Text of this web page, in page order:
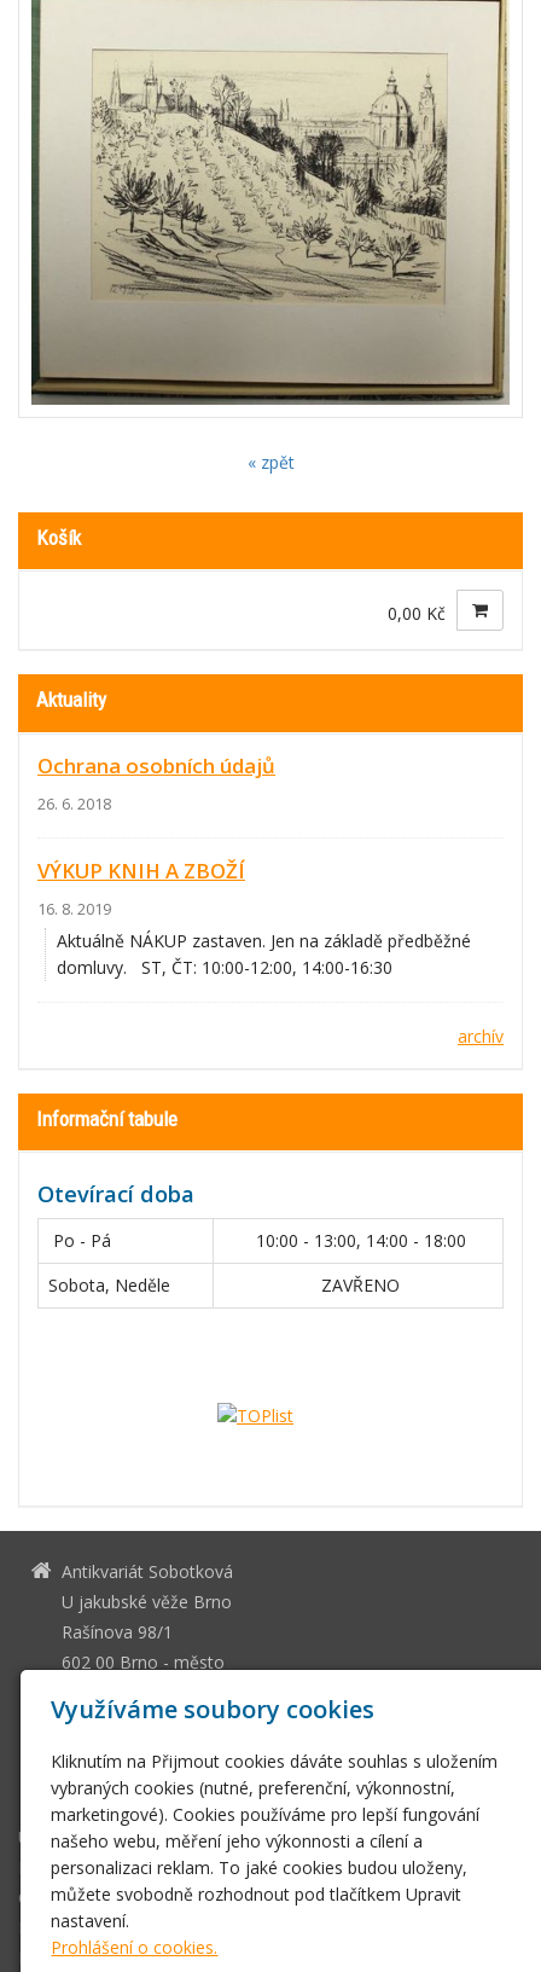
« zpět
Košík
0,00 Kč
Aktuality
Ochrana osobních údajů
26. 6. 2018
VÝKUP KNIH A ZBOŽÍ
16. 8. 2019
Aktuálně NÁKUP zastaven. Jen na základě předběžné
domluvy. ST, ČT: 10:00-12:00, 14:00-16:30
archív
Informační tabule
Otevírací doba
Po - Pá
10:00 - 13:00, 14:00 - 18:00
Sobota, Neděle
ZAVŘENO
Antikvariát Sobotková
U jakubské věže Brno
Rašínova 98/1
602 00 Brno - město
CZ505112128
ssobotkova@gmail.com
+420 542 212 393
Úvodní stránka
E-shop
Obchodní podmínky
Fotogalerie
Kontakt
Využíváme soubory cookies
Kliknutím na Přijmout cookies dáváte souhlas s uložením
vybraných cookies (nutné, preferenční, výkonnostní,
marketingové). Cookies používáme pro lepší fungování
našeho webu, měření jeho výkonnosti a cílení a
personalizaci reklam. To jaké cookies budou uloženy,
můžete svobodně rozhodnout pod tlačítkem Upravit
nastavení.
Prohlášení o cookies.